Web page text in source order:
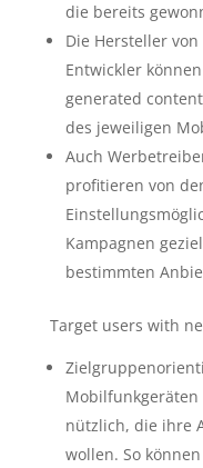
die bereits
Die Hersteller
Entwickler
generated
des jeweiligen
Auch
profitieren von
Kampagnen
bestimmten
Target users with
nützlich, die ihre
wollen. So